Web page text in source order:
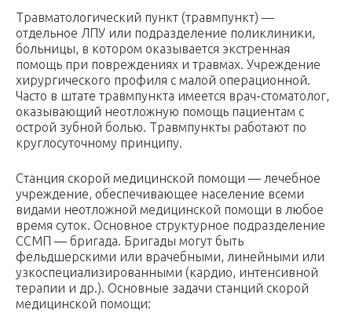
Травматологический пункт (травмпункт) —
отдельное ЛПУ или подразделение поликлиники,
больницы, в котором оказывается экстренная
помощь при повреждениях и травмах. Учреждение
хирургического профиля с малой операционной.
Часто в штате травмпункта имеется врач-стоматолог,
оказывающий неотложную помощь пациентам с
острой зубной болью. Травмпункты работают по
круглосуточному принципу.
Станция скорой медицинской помощи — лечебное
учреждение, обеспечивающее население всеми
видами неотложной медицинской помощи в любое
время суток. Основное структурное подразделение
ССМП — бригада. Бригады могут быть
фельдшерскими или врачебными, линейными или
узкоспециализированными (кардио, интенсивной
терапии и др.). Основные задачи станций скорой
медицинской помощи: